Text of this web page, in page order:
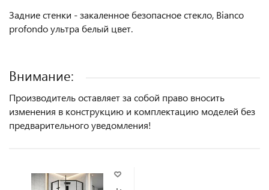
Задние стенки - закаленное безопасное стекло, Bianco
profondo ультра белый цвет.
Внимание:
Производитель оставляет за собой право вносить
изменения в конструкцию и комплектацию моделей без
предварительного уведомления!